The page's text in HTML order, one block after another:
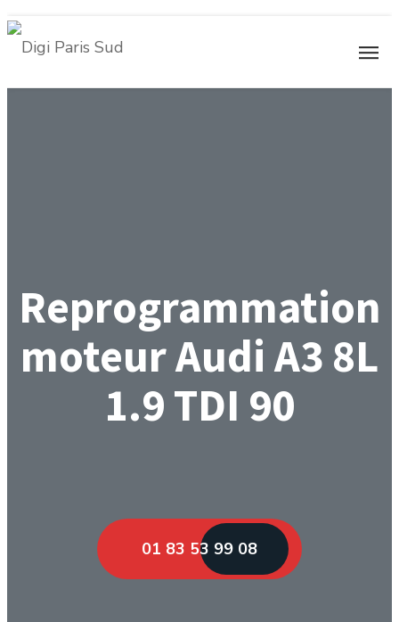
Reprogrammation
moteur Audi A3 8L
1.9 TDI 90
01 83 53 99 08